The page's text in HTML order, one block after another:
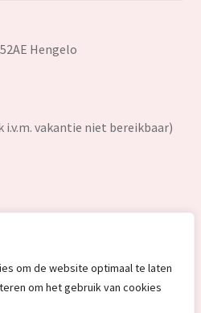
om de website optimaal te laten
om het gebruik van cookies
Hengelo
i.v.m. vakantie niet bereikbaar)
retourproducten en nieuwe
een onverslaanbare lage prijs.